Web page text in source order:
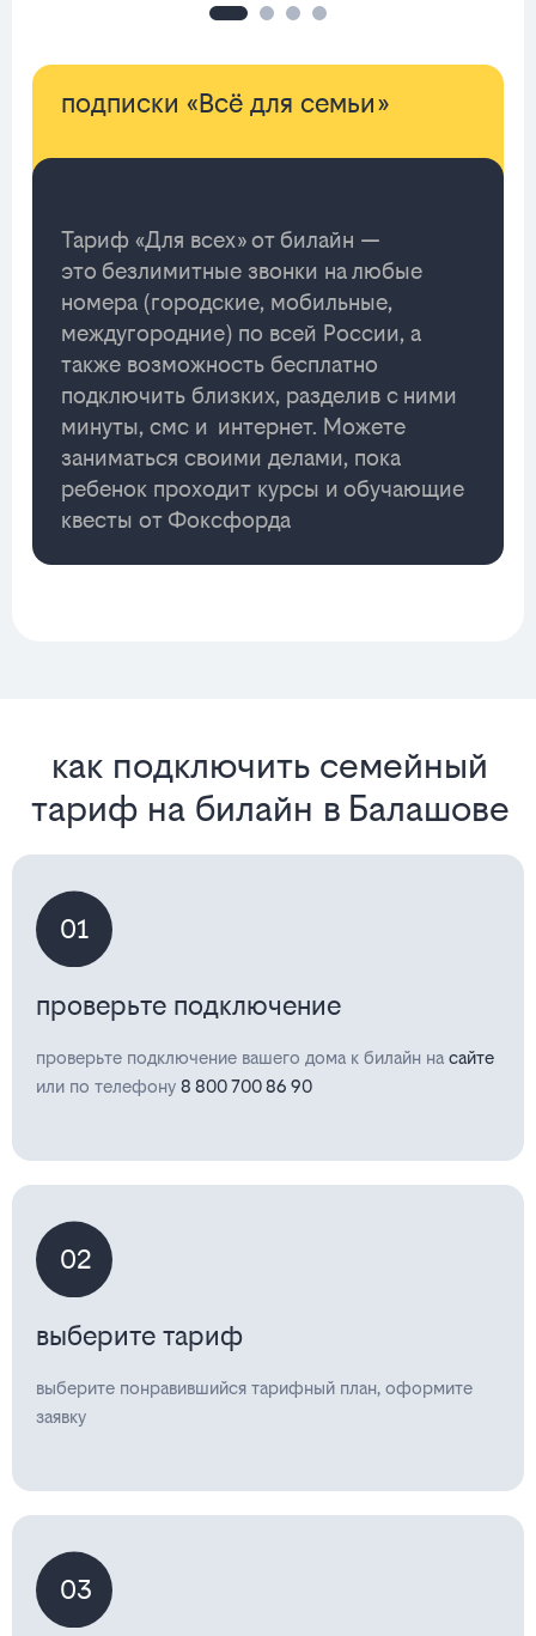
подписки «Всё для семьи»
Тариф «Для всех» от билайн —
это безлимитные звонки на любые
номера (городские, мобильные,
междугородние) по всей России, а
также возможность бесплатно
подключить близких, разделив с ними
минуты, смс и интернет. Можете
заниматься своими делами, пока
ребенок проходит курсы и обучающие
квесты от Фоксфорда
как подключить семейный
тариф на билайн в Балашове
01
проверьте подключение
проверьте подключение вашего дома к билайн на сайте
или по телефону 8 800 700 86 90
02
выберите тариф
выберите понравившийся тарифный план, оформите
заявку
03